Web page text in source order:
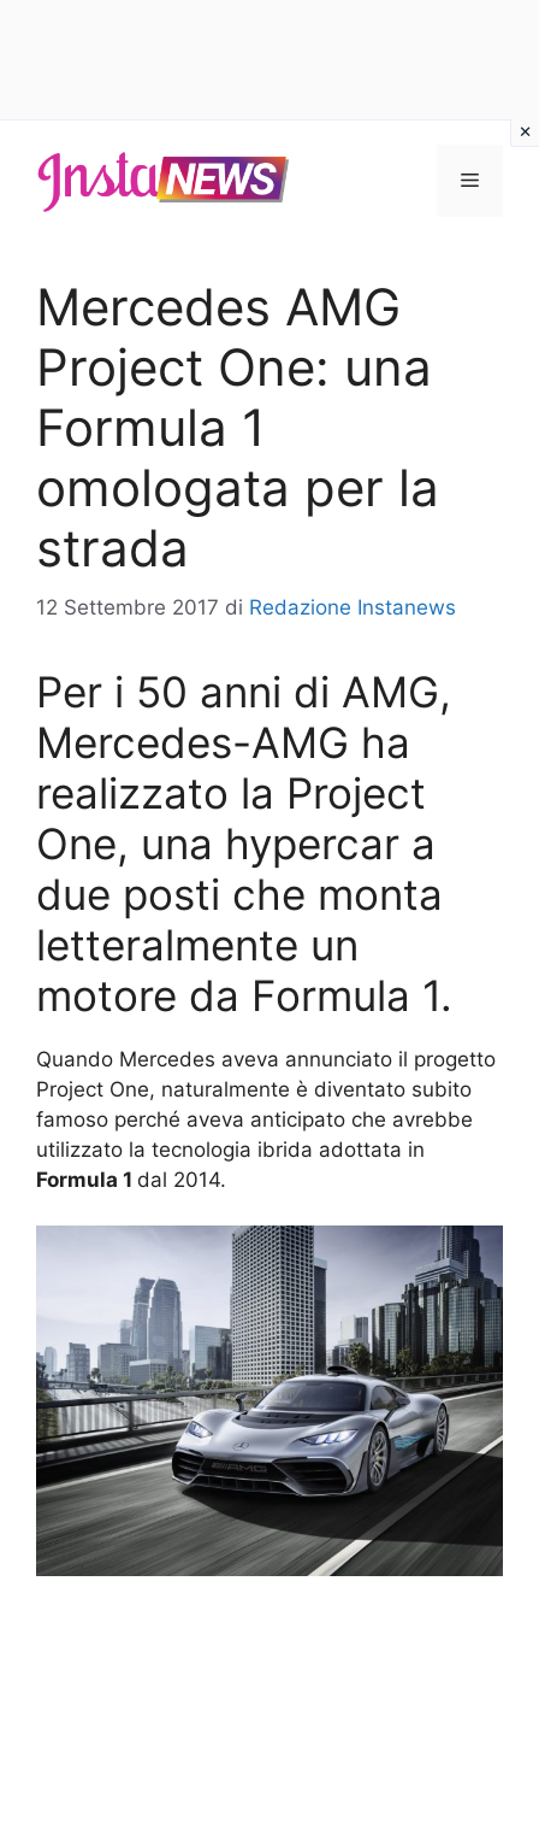
contenuto
Menu
Mercedes AMG
Project One: una
Formula 1
omologata per la
strada
12 Settembre 2017 di Redazione Instanews
Per i 50 anni di AMG,
Mercedes-AMG ha
realizzato la Project
One, una hypercar a
due posti che monta
letteralmente un
motore da Formula 1.
Quando Mercedes aveva annunciato il progetto
Project One, naturalmente è diventato subito
famoso perché aveva anticipato che avrebbe
utilizzato la tecnologia ibrida adottata in
Formula 1 dal 2014.